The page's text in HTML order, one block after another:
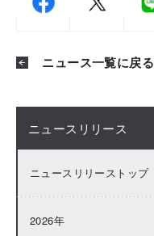
ニュース一覧に戻る
ニュースリリース
ニュースリリーストップ
2026年